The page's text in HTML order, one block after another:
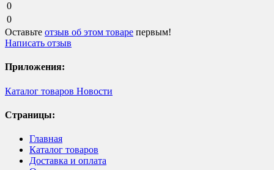
0
0
Оставьте отзыв об этом товаре первым!
Написать отзыв
Приложения:
Каталог товаров Новости
Страницы:
Главная
Каталог товаров
Доставка и оплата